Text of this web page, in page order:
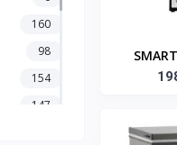
160
98
154
147
-